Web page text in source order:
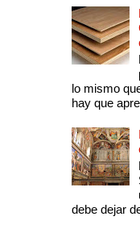
lo mismo
hay que
debe dejar